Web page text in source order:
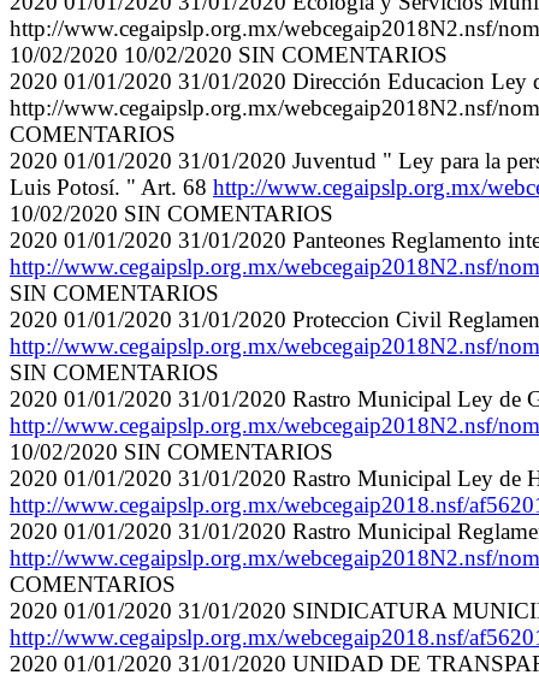
http://www.cegaipslp.org.mx/webcegaip2018N2.nsf/
10/02/2020 10/02/2020 SIN COMENTARIOS
2020 01/01/2020 31/01/2020 Dirección Educacion Ley
http://www.cegaipslp.org.mx/webcegaip2018N2.nsf/
COMENTARIOS
2020 01/01/2020 31/01/2020 Juventud " Ley para la
Luis Potosí. " Art. 68 http://www.cegaipslp.org.mx/
10/02/2020 SIN COMENTARIOS
2020 01/01/2020 31/01/2020 Panteones Reglamento
http://www.cegaipslp.org.mx/webcegaip2018N2.nsf/
SIN COMENTARIOS
2020 01/01/2020 31/01/2020 Proteccion Civil
http://www.cegaipslp.org.mx/webcegaip2018N2.nsf/
SIN COMENTARIOS
2020 01/01/2020 31/01/2020 Rastro Municipal Ley de
http://www.cegaipslp.org.mx/webcegaip2018N2.nsf/
10/02/2020 SIN COMENTARIOS
2020 01/01/2020 31/01/2020 Rastro Municipal Ley de
http://www.cegaipslp.org.mx/webcegaip2018.nsf/
2020 01/01/2020 31/01/2020 Rastro Municipal
http://www.cegaipslp.org.mx/webcegaip2018N2.nsf/
COMENTARIOS
2020 01/01/2020 31/01/2020 SINDICATURA
http://www.cegaipslp.org.mx/webcegaip2018.nsf/
2020 01/01/2020 31/01/2020 UNIDAD DE